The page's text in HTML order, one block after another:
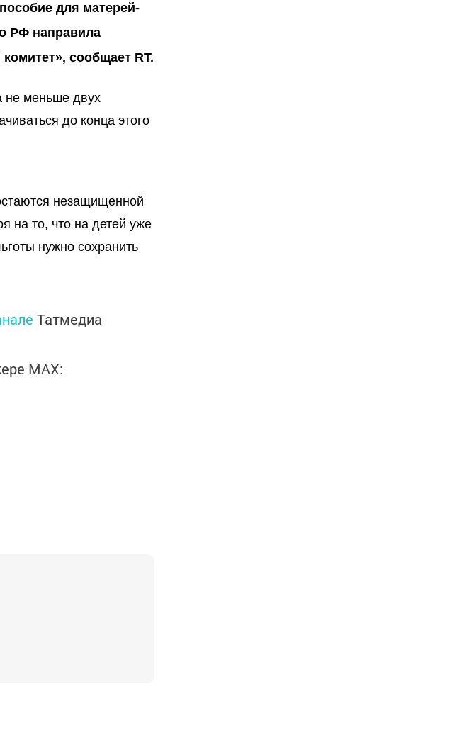
для матерей-
РФ направила
сообщает RT.
не меньше двух
до конца этого
незащищенной
на то, что на детей уже
нужно сохранить
Татмедиа
MАХ: